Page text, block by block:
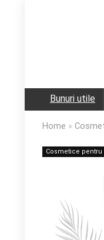
Bunuri utile
Home »
Cosmetice pentru